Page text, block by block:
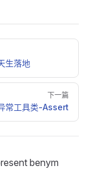
生落地
下一篇
常工具类-Assert
benym